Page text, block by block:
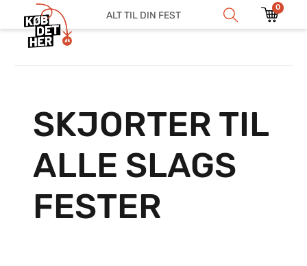
ALT TIL DIN FEST
0
SKJORTER TIL
ALLE SLAGS
FESTER